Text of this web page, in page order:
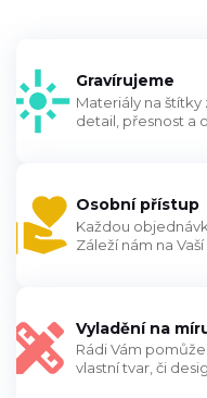
Gravírujeme
Materiály na
detail, přesnost a
Osobní přístup
Každou
Záleží nám na
Vyladění na
Rádi Vám
vlastní tvar, či